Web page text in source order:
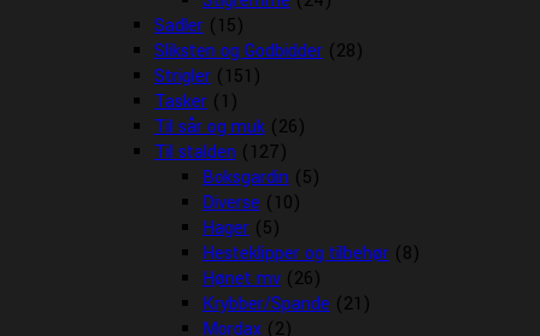
Sadler (15)
Sliksten og Godbidder (28)
Strigler (151)
Tasker (1)
Til sår og muk (26)
Til stalden (127)
Boksgardin (5)
Diverse (10)
Hager (5)
Hesteklipper og tilbehør (8)
Hønet mv (26)
Krybber/Spande (21)
Mordax (2)